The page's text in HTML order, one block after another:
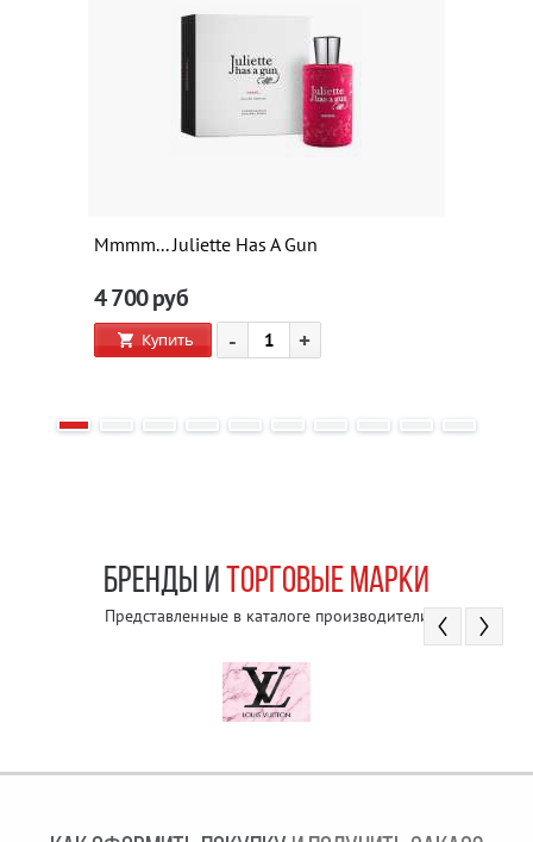
Mmmm... Juliette Has A Gun
4 700руб
Купить - +
БРЕНДЫ И ТОРГОВЫЕ МАРКИ
Представленные в каталоге производители